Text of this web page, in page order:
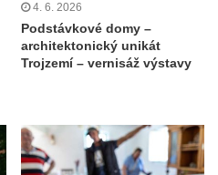
4. 6. 2026
Podstávkové domy –
architektonický unikát
Trojzemí – vernisáž výstavy